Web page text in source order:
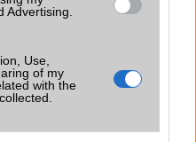
Advertising.
Use,
of my
with the
iPhone Ultra is
szóló
automatizmusai: hat
könnyíti